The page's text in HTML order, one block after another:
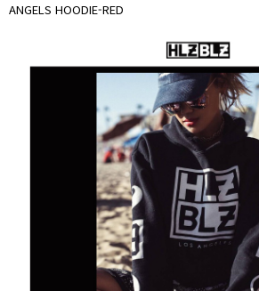
38,703원 (추가할인 3% / 추가적립 2%)
다이아몬드
38,703원 (추가할인 3% / 추가적립 3%)
38,304원 (추가할인 4% / 추가적립 3%)
ANGELS HOODIE-RED